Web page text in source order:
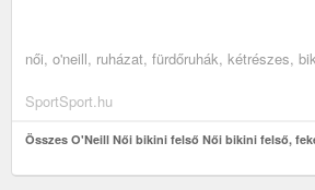
női, o'neill, ruházat, fürdőruhák, kétrészes,
SportSport.hu
Összes O'Neill Női bikini felső Női bikini felső,